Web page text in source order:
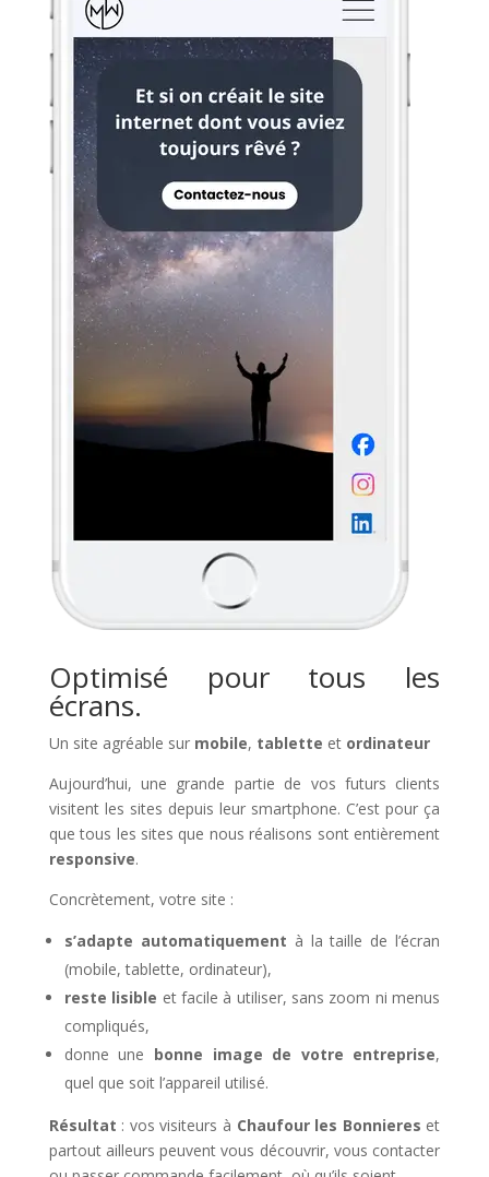
Optimisé pour tous les
écrans.
Un site agréable sur mobile, tablette et ordinateur
Aujourd’hui, une grande partie de vos futurs clients
visitent les sites depuis leur smartphone. C’est pour ça
que tous les sites que nous réalisons sont entièrement
responsive.
Concrètement, votre site :
s’adapte automatiquement à la taille de l’écran
(mobile, tablette, ordinateur),
reste lisible et facile à utiliser, sans zoom ni menus
compliqués,
donne une bonne image de votre entreprise,
quel que soit l’appareil utilisé.
Résultat : vos visiteurs à Chaufour les Bonnieres et
partout ailleurs peuvent vous découvrir, vous contacter